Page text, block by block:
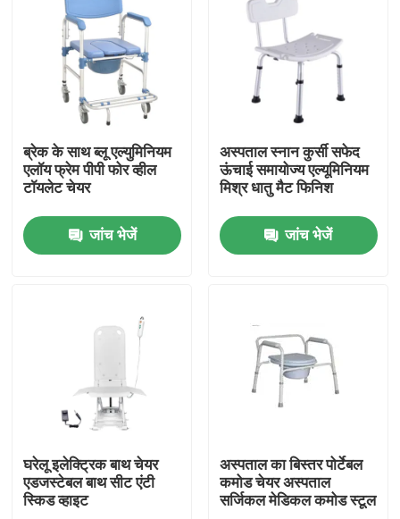
हमारे बारे में
कारखाने का दौरा
गुणवत्ता नियंत्रण
ब्रेक के साथ ब्लू एल्युमिनियम
एलॉय फ्रेम पीपी फोर व्हील
टॉयलेट चेयर
जांच भेजें
अस्पताल स्नान कुर्सी सफेद
ऊंचाई समायोज्य एल्यूमिनियम
मिश्र धातु मैट फिनिश
जांच भेजें
घरेलू इलेक्ट्रिक बाथ चेयर
एडजस्टेबल बाथ सीट एंटी
स्किड व्हाइट
अस्पताल का बिस्तर पोर्टेबल
कमोड चेयर अस्पताल
सर्जिकल मेडिकल कमोड स्टूल